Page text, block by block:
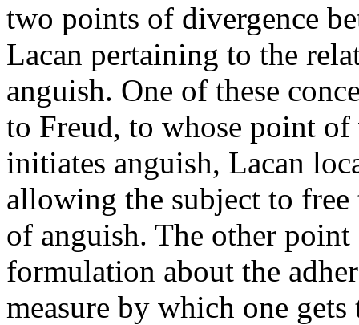
two points of divergence
Lacan pertaining to the
anguish. One of these
to Freud, to whose point of
initiates anguish, Lacan
allowing the subject to
of anguish. The other point
formulation about the
measure by which one